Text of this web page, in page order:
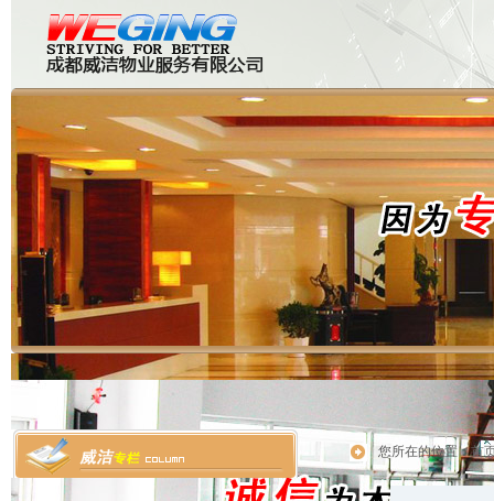
首 页 关于威洁 外墙清洗 石材护理 大型
您所在的位置：首